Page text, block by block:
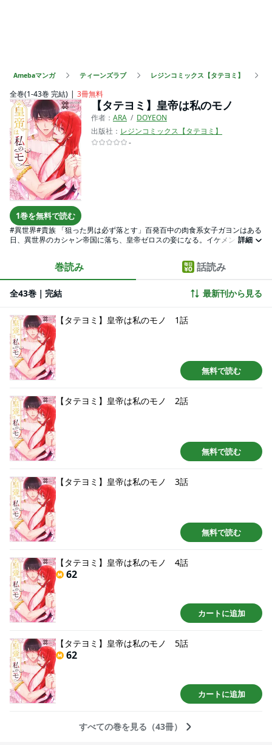
Amebaマンガ ティーンズラブ レジンコミックス【タテヨミ】
全巻(1-43巻 完結) 3冊無料
1巻を無料で読む
【タテヨミ】皇帝は私のモノ
作者： ARA
DOYEON
出版社： レジンコミックス【タテヨミ】
-
#異世界#貴族 「狙った男は必ず落とす」百発百中の肉食系女子ガヨンはある
日、異世界のカシャン帝国に落ち、皇帝ゼロスの妾になる。イケメンでスタ
ではチョッピリ可愛い一面を見せるゼロスだが…。そんな皇帝を飼い慣らす
ガヨンの作戦が始まる♡
詳細
巻読み 話読み
全43巻｜完結 最新刊から見る
【タテヨミ】皇帝は私のモノ 1話
無料で読む
【タテヨミ】皇帝は私のモノ 2話
無料で読む
【タテヨミ】皇帝は私のモノ 3話
無料で読む
【タテヨミ】皇帝は私のモノ 4話
62
カートに追加
【タテヨミ】皇帝は私のモノ 5話
62
カートに追加
すべての巻を見る（43冊）